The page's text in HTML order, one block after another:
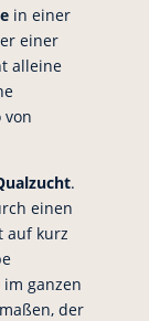
in einer
einer
alleine
von
.
einen
kurz
im ganzen
der